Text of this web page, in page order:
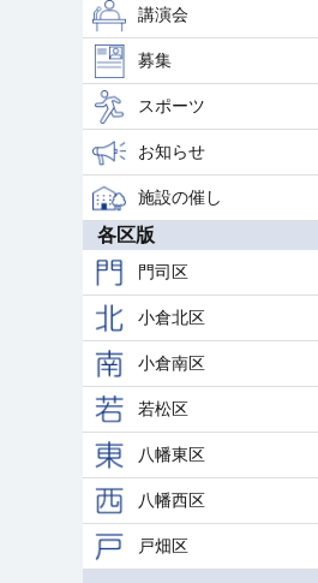
講演会
募集
スポーツ
お知らせ
施設の催し
各区版
門司区
小倉北区
小倉南区
若松区
八幡東区
八幡西区
戸畑区